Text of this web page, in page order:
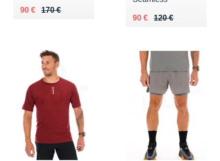
170 €
Au lieu de 170 €
90 €
Vendu 90 €
120 €
Au lieu de 120 €
90 €
Vendu 90 €